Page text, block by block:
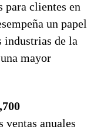
para clientes en
un papel
industrias de la
mayor
ventas anuales